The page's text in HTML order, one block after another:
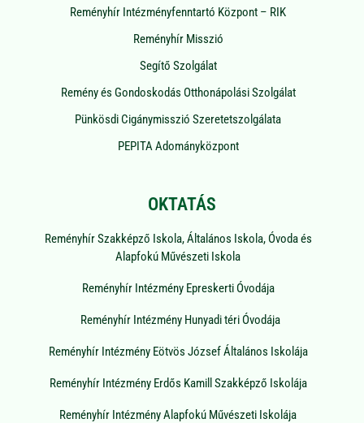
Reményhír Intézményfenntartó Központ – RIK
Reményhír Misszió
Segítő Szolgálat
Remény és Gondoskodás Otthonápolási Szolgálat
Pünkösdi Cigánymisszió Szeretetszolgálata
PEPITA Adományközpont
OKTATÁS
Reményhír Szakképző Iskola, Általános Iskola, Óvoda és
Alapfokú Művészeti Iskola
Reményhír Intézmény Epreskerti Óvodája
Reményhír Intézmény Hunyadi téri Óvodája
Reményhír Intézmény Eötvös József Általános Iskolája
Reményhír Intézmény Erdős Kamill Szakképző Iskolája
Reményhír Intézmény Alapfokú Művészeti Iskolája